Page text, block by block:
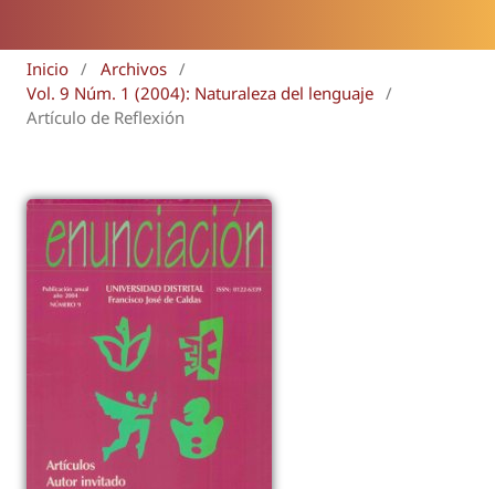
Inicio / Archivos /
Vol. 9 Núm. 1 (2004): Naturaleza del lenguaje /
Artículo de Reflexión